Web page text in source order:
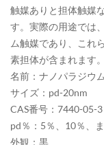
触媒ありと担体触媒
す。実際の用途では
ム触媒であり、これ
素担体が含まれます。
名前：ナノパラジウ
サイズ：pd-20nm
CAS番号：7440-05-3
pd％：5％、10％、
外観：黒